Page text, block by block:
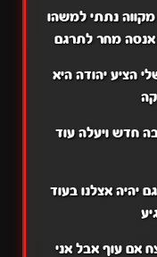
מקווה נתתי למשהו
אנסה מחר לתרגם
הציע יהודה היא
חדש ויעלה עוד
יהיה אצלנו בעוד
אם עוף אבל אני